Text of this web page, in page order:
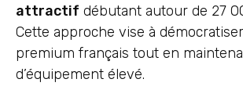
attractif débutant autour de 27
Cette approche vise à démocratiser
premium français tout en
d’équipement élevé.